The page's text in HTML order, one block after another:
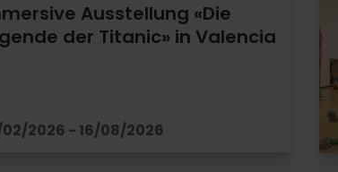
Ausstellung «Die
der Titanic» in Valencia
2026 - 16/08/2026